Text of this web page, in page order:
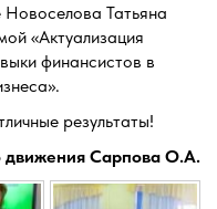
Новоселова Татьяна
«Актуализация
финансистов в
результаты!
движения Сарпова О.А.